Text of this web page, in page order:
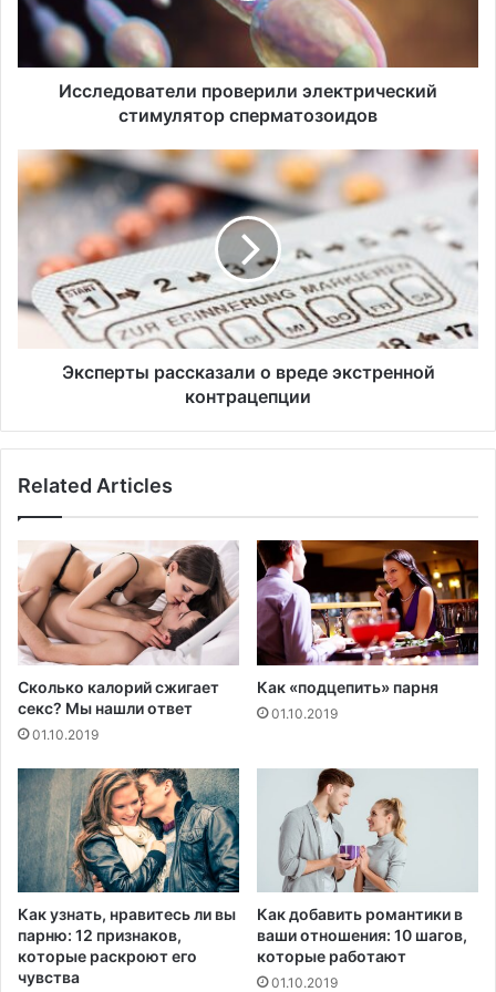
а
и
п
р
р
и
е
т
ч
е
с
и
й
с
т
и
у
л
о
с
е
Исследователи проверили электрический
стимулятор сперматозоидов
Э
к
т
з
и
о
в
е
е
э
к
с
т
р
е
н
о
к
о
Эксперты рассказали о вреде экстренной
контрацепции
Related Articles
Сколько калорий сжигает
секс? Мы нашли ответ
01.10.2019
Как «подцепить» парня
01.10.2019
Как узнать, нравитесь ли вы
парню: 12 признаков,
которые раскроют его
чувства
Как добавить романтики в
ваши отношения: 10 шагов,
которые работают
01.10.2019